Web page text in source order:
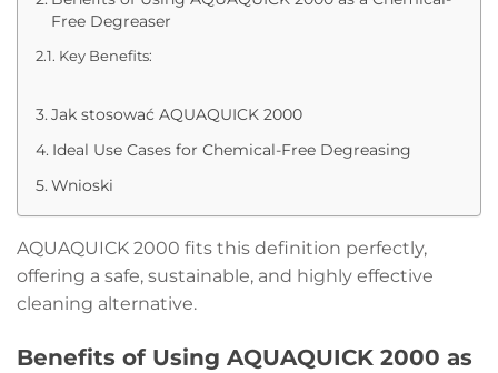
Free Degreaser
Key Benefits:
Jak stosować AQUAQUICK 2000
Ideal Use Cases for Chemical-Free Degreasing
Wnioski
AQUAQUICK 2000 fits this definition perfectly,
offering a safe, sustainable, and highly effective
cleaning alternative.
Benefits of Using AQUAQUICK 2000 as